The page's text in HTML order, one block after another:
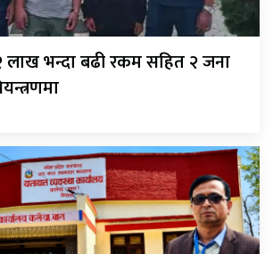
भन्दा बढी रकम सहित २ जना